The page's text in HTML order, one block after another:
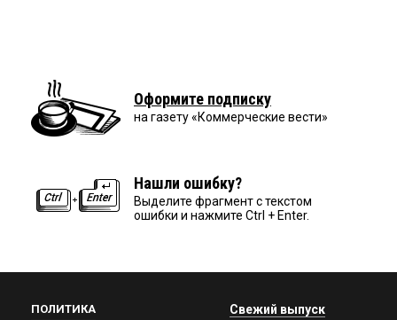
Оформите подписку
на газету «Коммерческие вести»
Нашли ошибку?
Выделите фрагмент с текстом
ошибки и нажмите Ctrl + Enter.
ПОЛИТИКА Свежий выпуск